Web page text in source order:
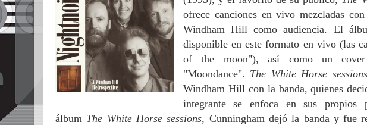
ofrece canciones en vivo mezcladas
Windham Hill como audiencia. El
disponible en este formato en vivo (las
of the moon"), así como un
"Moondance". The White Horse
Windham Hill con la banda, quienes
integrante se enfoca en sus propios
álbum The White Horse sessions, Cunningham dejó la banda y fue